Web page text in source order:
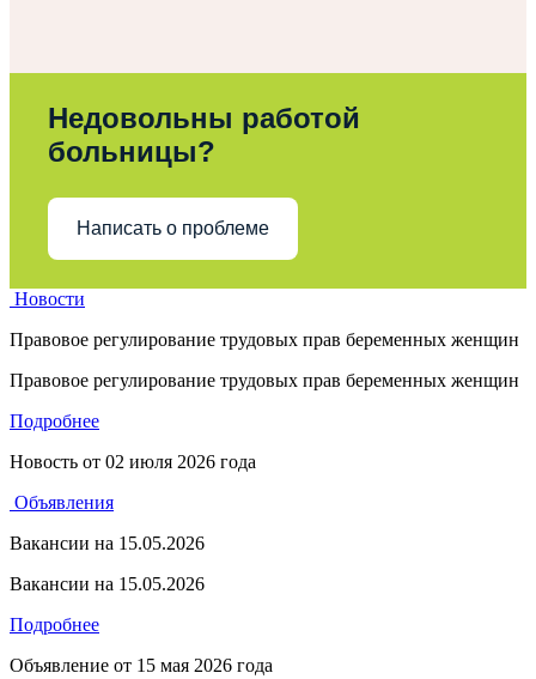
Недовольны работой
больницы?
Написать о проблеме
Новости
Правовое регулирование трудовых прав беременных женщин
Правовое регулирование трудовых прав беременных женщин
Подробнее
Новость от 02 июля 2026 года
Объявления
Вакансии на 15.05.2026
Вакансии на 15.05.2026
Подробнее
Объявление от 15 мая 2026 года